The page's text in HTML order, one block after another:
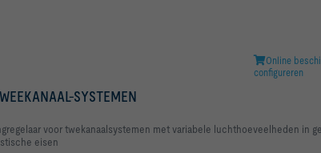
Online
configureren
SYSTEMEN
voor twekanaalsystemen met variabele luchthoeveelheden in
eisen